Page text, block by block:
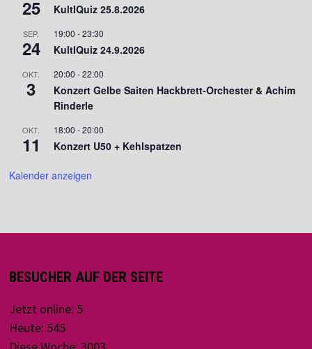
25 KultIQuiz 25.8.2026
SEP.
24
19:00 -23:30
KultIQuiz 24.9.2026
OKT.
3
20:00 -22:00
Konzert Gelbe Saiten Hackbrett-Orchester & Achim
Rinderle
OKT.
11
18:00 -20:00
Konzert U50 + Kehlspatzen
Kalender anzeigen
BESUCHER AUF DER SEITE
Jetzt online: 5
Heute: 545